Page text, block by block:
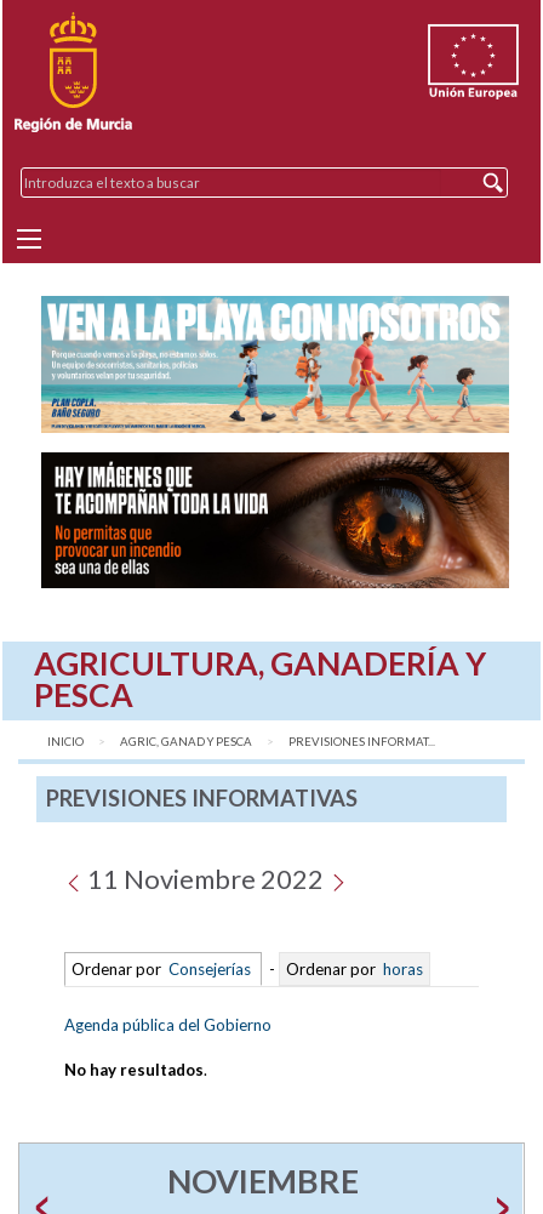
AGRICULTURA, GANADERÍA Y
PESCA
INICIO AGRIC, GANAD Y PESCA AQUÍ:
PREVISIONES INFORMAT...
PREVISIONES INFORMATIVAS
11 Noviembre 2022
Ordenar por Consejerías - Ordenar por horas
Agenda pública del Gobierno
No hay resultados.
NOVIEMBRE